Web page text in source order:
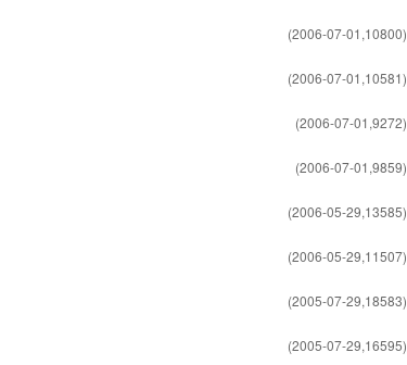
(2006-07-01,10800)
(2006-07-01,10581)
(2006-07-01,9272)
(2006-07-01,9859)
(2006-05-29,13585)
(2006-05-29,11507)
(2005-07-29,18583)
(2005-07-29,16595)